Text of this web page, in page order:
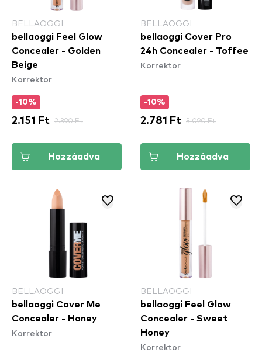
BELLAOGGI
bellaoggi Feel Glow
Concealer - Golden
Beige
Korrektor
-10%
2.151 Ft 2.390 Ft
Hozzáadva
BELLAOGGI
bellaoggi Cover Pro
24h Concealer - Toffee
Korrektor
-10%
2.781 Ft 3.090 Ft
Hozzáadva
BELLAOGGI
bellaoggi Cover Me
Concealer - Honey
Korrektor
BELLAOGGI
bellaoggi Feel Glow
Concealer - Sweet
Honey
Korrektor